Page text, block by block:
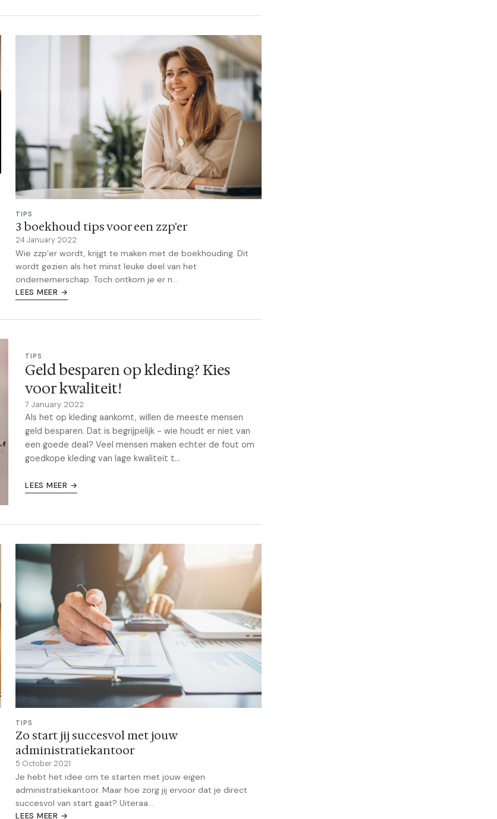
TIPS
3 boekhoud tips voor een zzp'er
24 January 2022
Wie zzp’er wordt, krijgt te maken met de boekhouding. Dit
wordt gezien als het minst leuke deel van het
ondernemerschap. Toch ontkom je er n...
LEES MEER →
TIPS
Geld besparen op kleding? Kies
voor kwaliteit!
7 January 2022
Als het op kleding aankomt, willen de meeste mensen
geld besparen. Dat is begrijpelijk - wie houdt er niet van
een goede deal? Veel mensen maken echter de fout om
goedkope kleding van lage kwaliteit t...
LEES MEER →
TIPS
Zo start jij succesvol met jouw
administratiekantoor
5 October 2021
Je hebt het idee om te starten met jouw eigen
administratiekantoor. Maar hoe zorg jij ervoor dat je direct
succesvol van start gaat? Uiteraa...
LEES MEER →